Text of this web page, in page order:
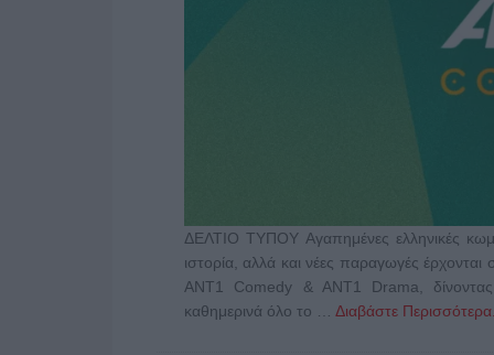
ΔΕΛΤΙΟ ΤΥΠΟΥ Αγαπημένες ελληνικές
ιστορία, αλλά και νέες παραγωγές
ANT1 Comedy & ANT1 Drama,
καθημερινά όλο το … Διαβάστε